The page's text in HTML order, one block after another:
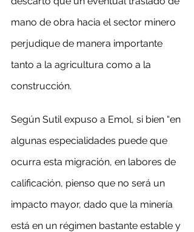
mano de obra hacia el sector minero
perjudique de manera importante
tanto a la agricultura como a la
construcción.
Según Sutil expuso a Emol, si bien “en
algunas especialidades puede que
ocurra esta migración, en labores de
calificación, pienso que no será un
impacto mayor, dado que la minería
está en un régimen bastante estable y